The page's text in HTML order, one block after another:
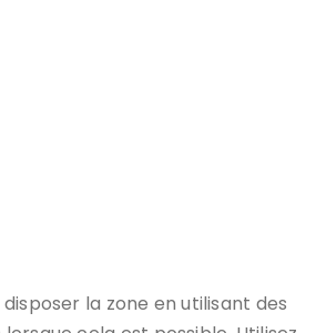
la zone en utilisant des